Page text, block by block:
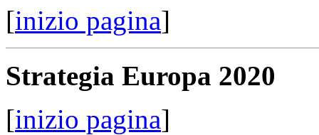
[inizio pagina]
Strategia Europa 2020
[inizio pagina]